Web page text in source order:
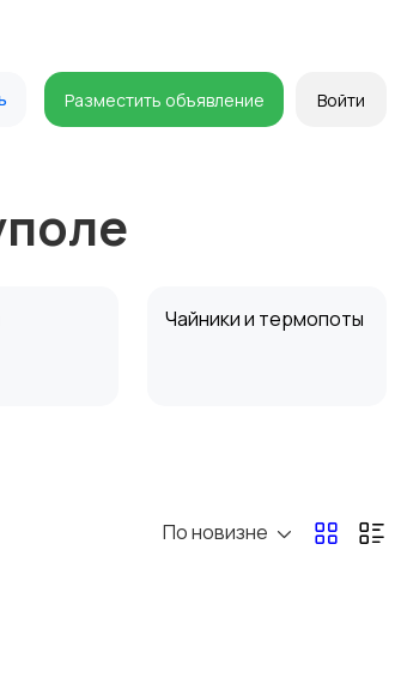
Разместить объявление Войти
Чайники и термопоты
По новизне